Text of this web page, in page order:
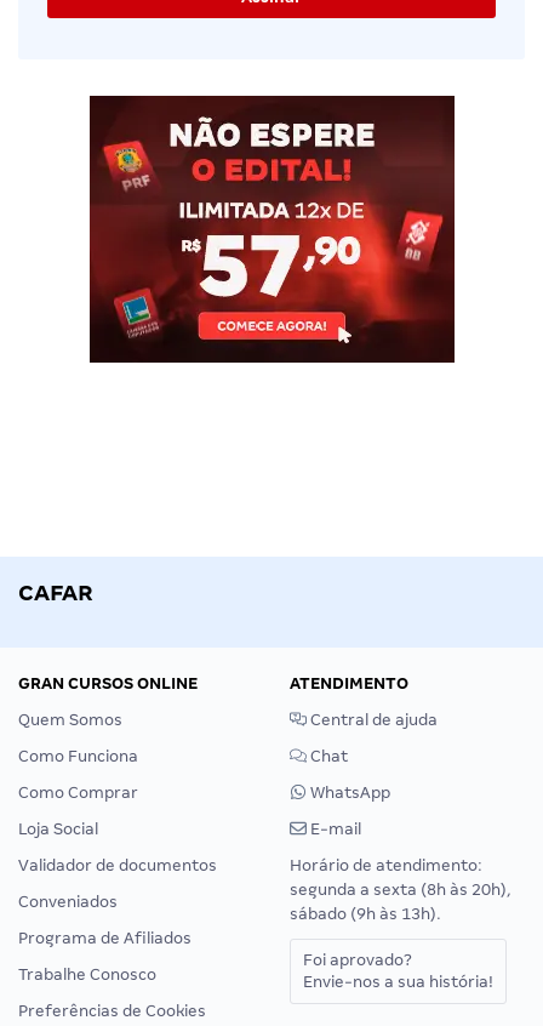
CAFAR
GRAN CURSOS ONLINE
Quem Somos
Como Funciona
Como Comprar
Loja Social
Validador de documentos
Conveniados
Programa de Afiliados
Trabalhe Conosco
Preferências de Cookies
ATENDIMENTO
Central de ajuda
Chat
WhatsApp
E-mail
Horário de atendimento:
segunda a sexta (8h às 20h),
sábado (9h às 13h).
Foi aprovado?
Envie-nos a sua história!